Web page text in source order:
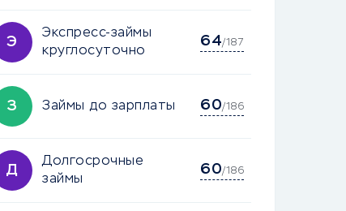
Э
Экспресс-займы
круглосуточно
64/187
З Займы до зарплаты 60/186
Д
Долгосрочные
займы
60/186